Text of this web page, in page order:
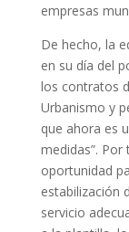
empresas
De hecho, la
en su día del
los contratos
Urbanismo y
que ahora es
medidas”.
oportunidad
estabilización
servicio